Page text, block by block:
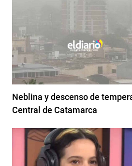
Neblina y descenso de
Central de Catamarca